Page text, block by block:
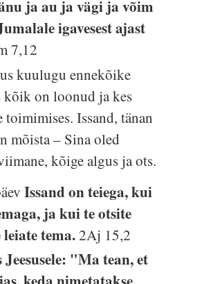
ja au ja vägi ja võim
igavesest ajast
7,12
kuulugu ennekõike
kõik on loonud ja kes
Issand, tänan
mõista – Sina oled
kõige algus ja ots.
Issand on teiega, kui
ja kui te otsite
leiate tema.2Aj 15,2
Jeesusele: "Ma tean, et